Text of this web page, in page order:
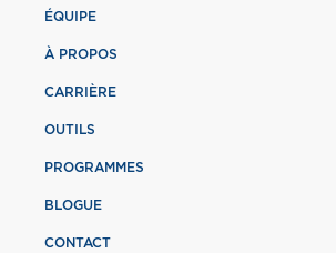
ÉQUIPE
À PROPOS
CARRIÈRE
OUTILS
PROGRAMMES
BLOGUE
CONTACT